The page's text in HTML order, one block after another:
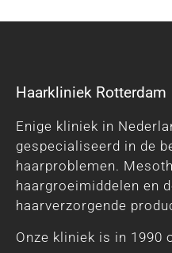
Haarkliniek Rotterdam
Enige kliniek in
gespecialiseerd in de
haarproblemen.
haargroeimiddelen en
haarverzorgende
Onze kliniek is in 1990